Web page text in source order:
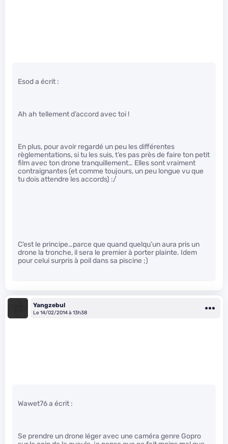
Esod a écrit :
Ah ah tellement d’accord avec toi !
En plus, pour avoir regardé un peu les différentes
règlementations, si tu les suis, t’es pas près de faire ton petit
film avec ton drone tranquillement… Elles sont vraiment
contraignantes (et comme toujours, un peu longue vu que
tu dois attendre les accords) :/
C’est le principe…parce que quand quelqu’un aura pris un
drone la tronche, il sera le premier à porter plainte. Idem
pour celui surpris à poil dans sa piscine ;)
Yangzebul
Le 14/02/2014 à 13h38
Wawet76 a écrit :
Se prendre un drone léger avec une caméra genre Gopro